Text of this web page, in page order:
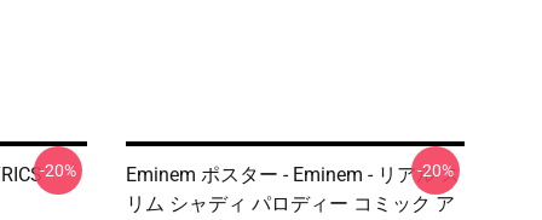
-20%
Eminem ポスター - Eminem - リアル ス
リム シャディ パロディー コミック ア
-20%